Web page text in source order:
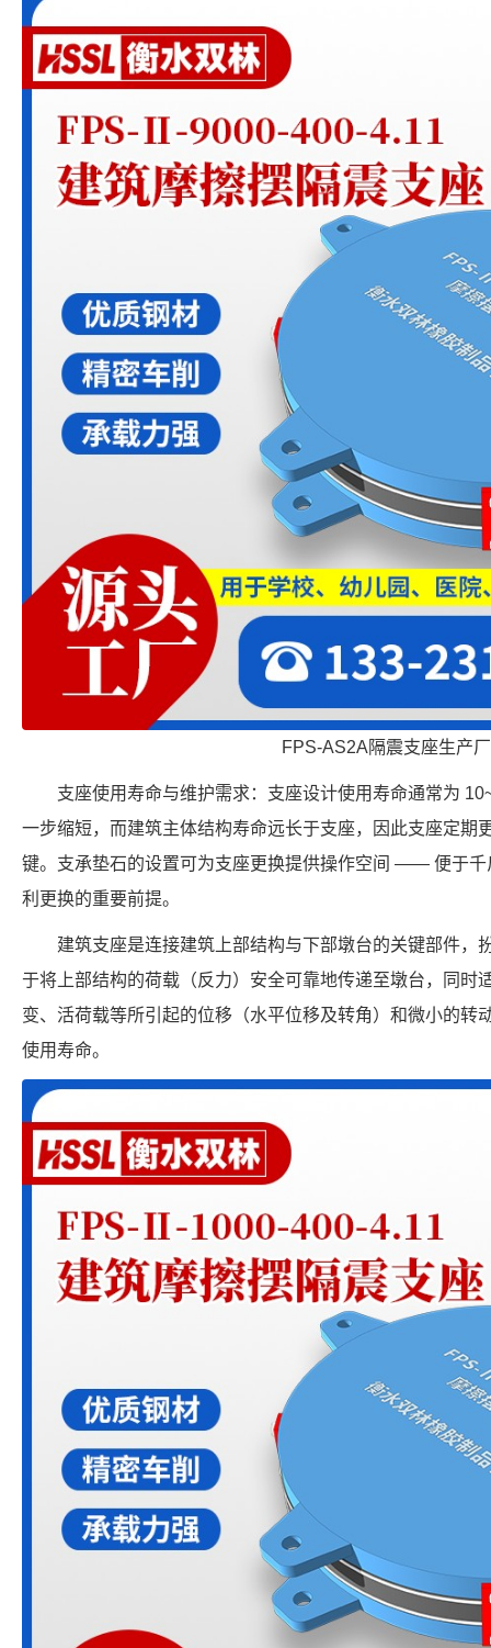
FPS-AS2A隔震支座生产
支座使用寿命与维护需求：支座设计使用寿命通常为
一步缩短，而建筑主体结构寿命远长于支座，因此支座定期
键。支承垫石的设置可为支座更换提供操作空间 —— 便于千
利更换的重要前提。
建筑支座是连接建筑上部结构与下部墩台的关键部件，
于将上部结构的荷载（反力）安全可靠地传递至墩台，同时
变、活荷载等所引起的位移（水平位移及转角）和微小的转
使用寿命。